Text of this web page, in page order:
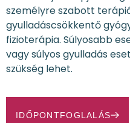
személyre szabott
gyulladáscsökkentő
fizioterápia. Súlyosabb
vagy súlyos gyulladás
szükség lehet.
IDŐPONTFOGLALÁS